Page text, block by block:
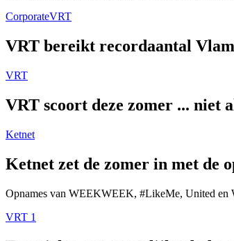
CorporateVRT
VRT bereikt recordaantal
VRT
VRT scoort deze zomer ... niet
Ketnet
Ketnet zet de zomer in met de
Opnames van WEEKWEEK, #LikeMe, United en
VRT 1